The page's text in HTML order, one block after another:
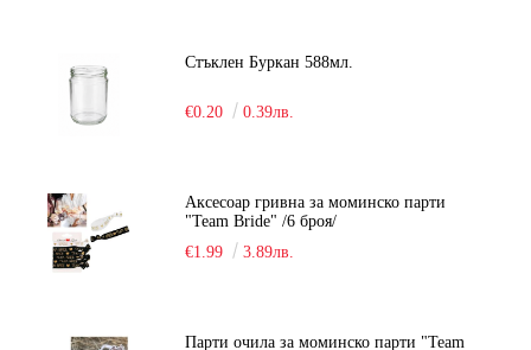
Стъклен Буркан 588мл.
€0.20 0.39лв.
Аксесоар гривна за моминско парти
"Team Bride" /6 броя/
€1.99
3.89лв.
Парти очила за моминско парти "Team